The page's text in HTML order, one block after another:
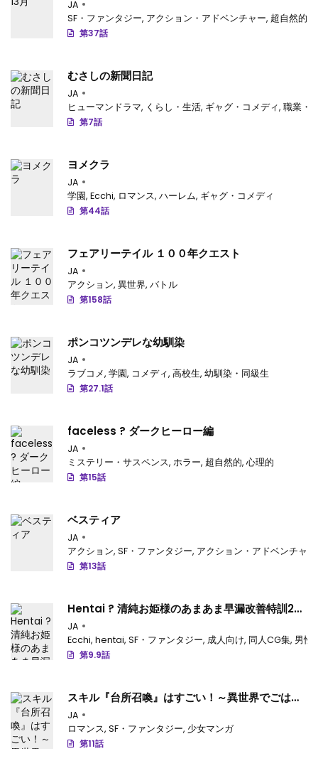
JA
SF・ファンタジー, アクション・アドベンチャー, 超自然的
第37話
むさしの新聞日記
JA
ヒューマンドラマ, くらし・生活, ギャグ・コメディ, 職業・
第7話
ヨメクラ
JA
学園, Ecchi, ロマンス, ハーレム, ギャグ・コメディ
第44話
フェアリーテイル １００年クエスト
JA
アクション, 異世界, バトル
第158話
ポンコツンデレな幼馴染
JA
ラブコメ, 学園, コメディ, 高校生, 幼馴染・同級生
第27.1話
faceless ? ダークヒーロー編
JA
ミステリー・サスペンス, ホラー, 超自然的, 心理的
第15話
ベスティア
JA
アクション, SF・ファンタジー, アクション・アドベンチャー
第13話
Hentai ? 清純お姫様のあまあま早漏改善特訓2
(甘城ブリリアントパーク)
JA
Ecchi, hentai, SF・ファンタジー, 成人向け, 同人CG集, 男性
第9.9話
スキル『台所召喚』はすごい！～異世界でごはん
作ってポイントためます～
JA
ロマンス, SF・ファンタジー, 少女マンガ
第11話